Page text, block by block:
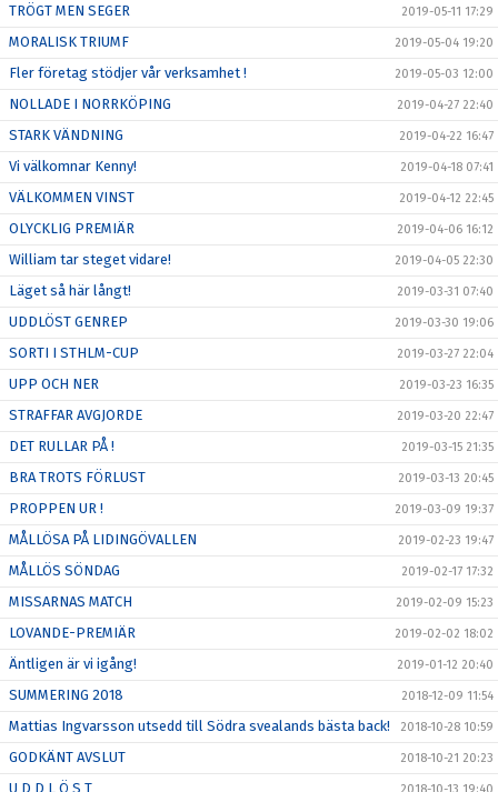
TRÖGT MEN SEGER 2019-05-11 17:29
MORALISK TRIUMF 2019-05-04 19:20
Fler företag stödjer vår verksamhet ! 2019-05-03 12:00
NOLLADE I NORRKÖPING 2019-04-27 22:40
STARK VÄNDNING 2019-04-22 16:47
Vi välkomnar Kenny! 2019-04-18 07:41
VÄLKOMMEN VINST 2019-04-12 22:45
OLYCKLIG PREMIÄR 2019-04-06 16:12
William tar steget vidare! 2019-04-05 22:30
Läget så här långt! 2019-03-31 07:40
UDDLÖST GENREP 2019-03-30 19:06
SORTI I STHLM-CUP 2019-03-27 22:04
UPP OCH NER 2019-03-23 16:35
STRAFFAR AVGJORDE 2019-03-20 22:47
DET RULLAR PÅ ! 2019-03-15 21:35
BRA TROTS FÖRLUST 2019-03-13 20:45
PROPPEN UR ! 2019-03-09 19:37
MÅLLÖSA PÅ LIDINGÖVALLEN 2019-02-23 19:47
MÅLLÖS SÖNDAG 2019-02-17 17:32
MISSARNAS MATCH 2019-02-09 15:23
LOVANDE-PREMIÄR 2019-02-02 18:02
Äntligen är vi igång! 2019-01-12 20:40
SUMMERING 2018 2018-12-09 11:54
Mattias Ingvarsson utsedd till Södra svealands bästa back! 2018-10-28 10:59
GODKÄNT AVSLUT 2018-10-21 20:23
U D D L Ö S T 2018-10-13 19:40